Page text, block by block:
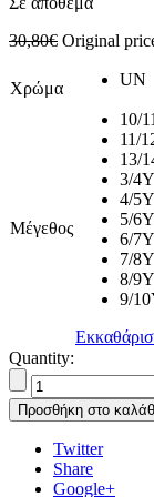
30,80€ Original
Χρώμα UN
Μέγεθος
10/
11/
13/
3/4Y
4/5Y
5/6Y
6/7Y
7/8Y
8/9Y
9/
Quantity:
Προσθήκη στο
Twitter
Share
Google+